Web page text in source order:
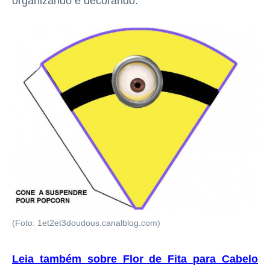
(Foto: 1et2et3doudous.canalblog.com)
Leia também sobre Flor de Fita para Cabelo